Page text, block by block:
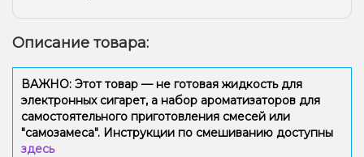
Описание товара:
ВАЖНО: Этот товар — не готовая жидкость для
электронных сигарет, а набор ароматизаторов для
самостоятельного приготовления смесей или
"самозамеса". Инструкции по смешиванию доступны
здесь